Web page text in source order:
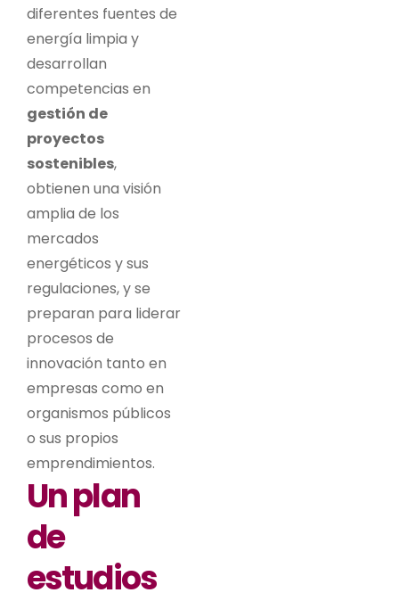
diferentes fuentes de
energía limpia y
desarrollan
competencias en
gestión de
proyectos
sostenibles,
obtienen una visión
amplia de los
mercados
energéticos y sus
regulaciones, y se
preparan para liderar
procesos de
innovación tanto en
empresas como en
organismos públicos
o sus propios
emprendimientos.
Un plan
de
estudios